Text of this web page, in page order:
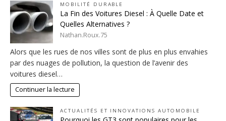
MOBILITÉ DURABLE
La Fin des Voitures Diesel : À Quelle Date et
Quelles Alternatives ?
Nathan.Roux.75
Alors que les rues de nos villes sont de plus en plus envahies
par des nuages de pollution, la question de l’avenir des
voitures diesel…
Continuer la lecture
ACTUALITÉS ET INNOVATIONS AUTOMOBILE